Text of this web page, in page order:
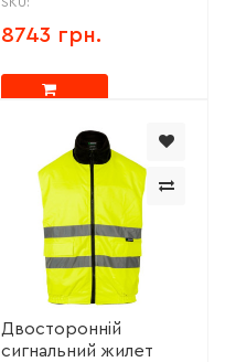
8743 грн.
Двосторонній
сигнальний жилет